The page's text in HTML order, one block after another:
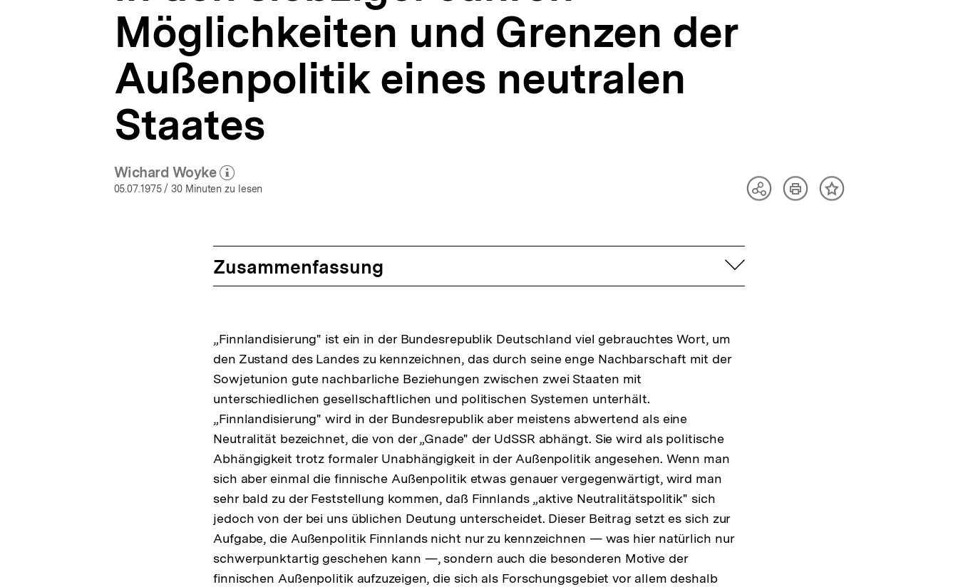
Möglichkeiten und Grenzen der
Außenpolitik eines neutralen
Staates
Wichard Woyke
(Mehr zum Autor)
öffnen
05.07.1975/ 30 Minuten zu lesen
TeilenArtikelInhalt
Zusammenfassung aufklappen
„Finnlandisierung" ist ein in der Bundesrepublik Deutschland viel gebrauchtes Wort, um
den Zustand des Landes zu kennzeichnen, das durch seine enge Nachbarschaft mit der
Sowjetunion gute nachbarliche Beziehungen zwischen zwei Staaten mit
unterschiedlichen gesellschaftlichen und politischen Systemen unterhält.
„Finnlandisierung" wird in der Bundesrepublik aber meistens abwertend als eine
Neutralität bezeichnet, die von der „Gnade" der UdSSR abhängt. Sie wird als politische
Abhängigkeit trotz formaler Unabhängigkeit in der Außenpolitik angesehen. Wenn man
sich aber einmal die finnische Außenpolitik etwas genauer vergegenwärtigt, wird man
sehr bald zu der Feststellung kommen, daß Finnlands „aktive Neutralitätspolitik" sich
jedoch von der bei uns üblichen Deutung unterscheidet. Dieser Beitrag setzt es sich zur
Aufgabe, die Außenpolitik Finnlands nicht nur zu kennzeichnen — was hier natürlich nur
schwerpunktartig geschehen kann —, sondern auch die besonderen Motive der
finnischen Außenpolitik aufzuzeigen, die sich als Forschungsgebiet vor allem deshalb